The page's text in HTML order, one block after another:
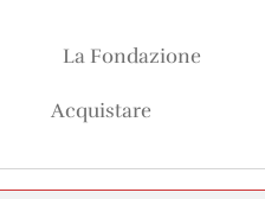
La Fondazione
Acquistare